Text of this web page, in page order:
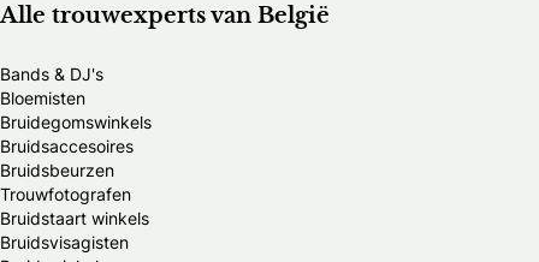
Alle trouwexperts van België
Bands & DJ's
Bloemisten
Bruidegomswinkels
Bruidsaccesoires
Bruidsbeurzen
Trouwfotografen
Bruidstaart winkels
Bruidsvisagisten